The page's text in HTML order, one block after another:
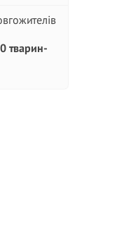
тварин-